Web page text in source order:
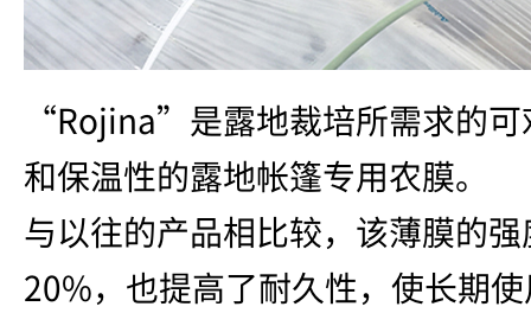
“Rojina”是露地裁培所需求的可
和保温性的露地帐篷专用农膜。
与以往的产品相比较，该薄膜的
20%，也提高了耐久性，使长期